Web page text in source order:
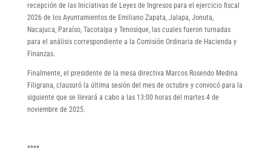
recepción de las Iniciativas de Leyes de Ingresos para el ejercicio fiscal
2026 de los Ayuntamientos de Emiliano Zapata, Jalapa, Jonuta,
Nacajuca, Paraíso, Tacotalpa y Tenosique, las cuales fueron turnadas
para el análisis correspondiente a la Comisión Ordinaria de Hacienda y
Finanzas.
Finalmente, el presidente de la mesa directiva Marcos Rosendo Medina
Filigrana, clausuró la última sesión del mes de octubre y convocó para la
siguiente que se llevará a cabo a las 13:00 horas del martes 4 de
noviembre de 2025.
****